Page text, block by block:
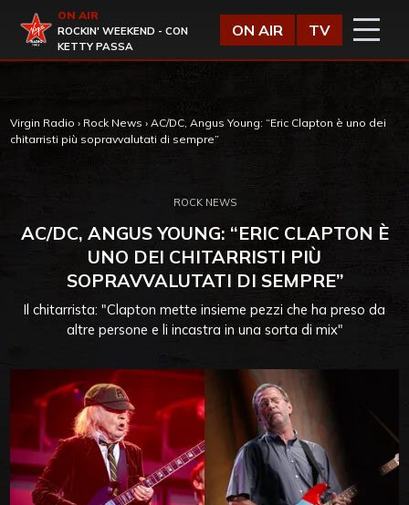
Virgin Radio
ON AIR
ROCKIN' WEEKEND - CON
KETTY PASSA
ON AIR TV
Virgin Radio › Rock News › AC/DC, Angus Young: “Eric Clapton è uno dei
chitarristi più sopravvalutati di sempre”
ROCK NEWS
AC/DC, ANGUS YOUNG: “ERIC CLAPTON È
UNO DEI CHITARRISTI PIÙ
SOPRAVVALUTATI DI SEMPRE”
Il chitarrista: "Clapton mette insieme pezzi che ha preso da
altre persone e li incastra in una sorta di mix"